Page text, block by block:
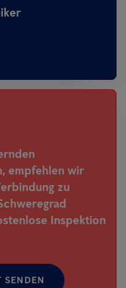
empfehlen wir
zu
Inspektion
SENDEN